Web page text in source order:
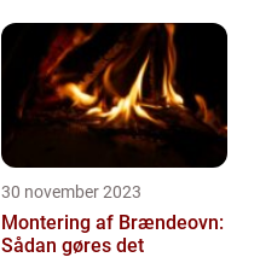
30 november 2023
Montering af Brændeovn:
Sådan gøres det